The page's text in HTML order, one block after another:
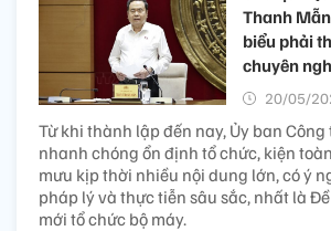
Thanh
biểu phải
chuyên
20/05/
Từ khi thành lập đến nay, Ủy ban
nhanh chóng ổn định tổ chức, kiện
mưu kịp thời nhiều nội dung lớn, có ý
pháp lý và thực tiễn sâu sắc, nhất là
mới tổ chức bộ máy.